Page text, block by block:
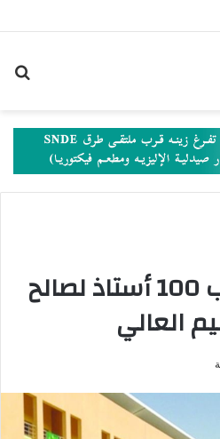
مسابقة لاكتتاب 100 أستاذ لصالح
العالي